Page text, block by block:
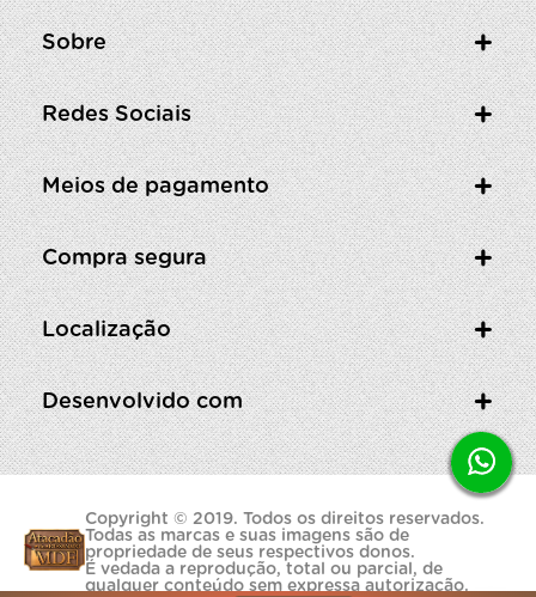
Sobre
Redes Sociais
Meios de pagamento
Compra segura
Localização
Desenvolvido com
Copyright © 2019. Todos os direitos reservados.
Todas as marcas e suas imagens são de
propriedade de seus respectivos donos.
É vedada a reprodução, total ou parcial, de
qualquer conteúdo sem expressa autorização.